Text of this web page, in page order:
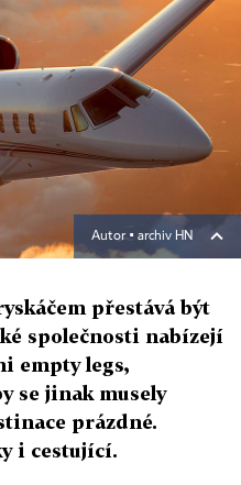
Autor ▪ archiv HN
přestává být
společnosti nabízejí
empty legs,
se jinak musely
prázdné.
i cestující.